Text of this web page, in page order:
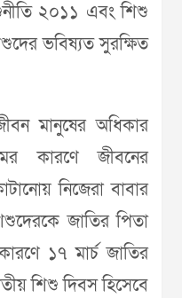
২০১১ এবং শিশু
ভবিষ্যত সুরক্ষিত
মানুষের অধিকার
কারণে জীবনের
নিজেরা বাবার
জাতির পিতা
১৭ মার্চ জাতির
শিশু দিবস হিসেবে